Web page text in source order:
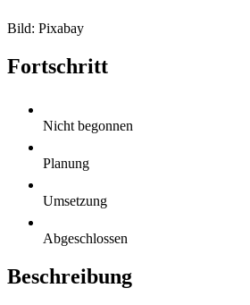
Bild: Pixabay
Fortschritt
Nicht begonnen
Planung
Umsetzung
Abgeschlossen
Beschreibung